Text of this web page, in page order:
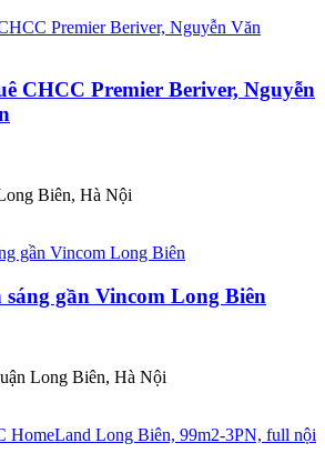
CHCC Premier Beriver, Nguyễn
Biên, Hà Nội
gần Vincom Long Biên
Long Biên, Hà Nội